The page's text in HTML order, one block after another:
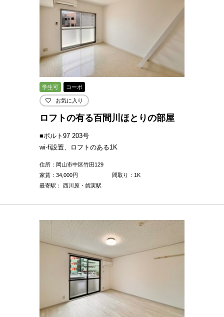
学生可 コーポ
お気に入り
ロフトの有る百間川ほとりの部屋
■ポルト97 203号
wi-fi設置、ロフトのある1K
住所：岡山市中区竹田129
家賃： 34,000円
間取り：1K
最寄駅： 西川原・就実駅